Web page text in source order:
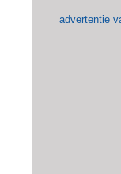
advertentie